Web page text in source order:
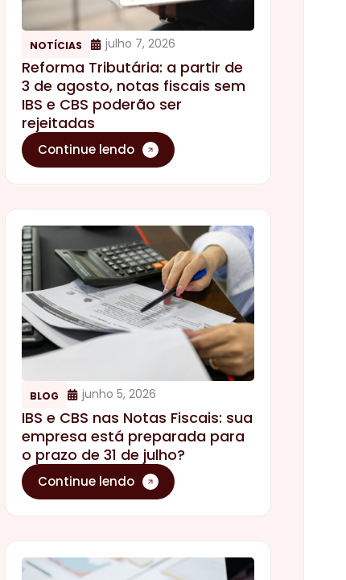
NOTÍCIAS julho 7, 2026
Reforma Tributária: a partir de
3 de agosto, notas fiscais sem
IBS e CBS poderão ser
rejeitadas
Continue lendo
BLOG junho 5, 2026
IBS e CBS nas Notas Fiscais: sua
empresa está preparada para
o prazo de 31 de julho?
Continue lendo